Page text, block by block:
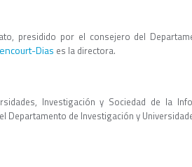
presidido por el consejero del
Dias es la directora.
Investigación y Sociedad de la
Departamento de Investigación y